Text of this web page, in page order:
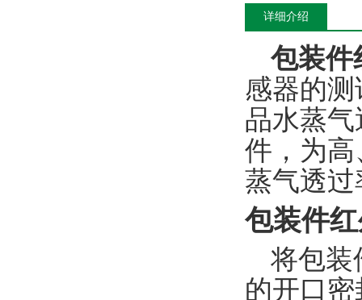
详细介绍
包装件
感器的
品水蒸
件，为
蒸气透
包装件
将包装
的开口